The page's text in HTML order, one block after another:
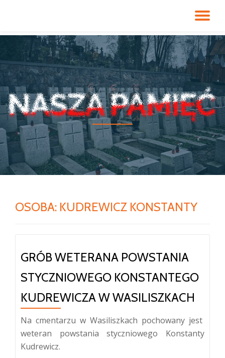
do
OSOBA: KUDREWICZ KONSTANTY
GRÓB WETERANA POWSTANIA
STYCZNIOWEGO KONSTANTEGO
KUDREWICZA W WASILISZKACH
Na cmentarzu w Wasiliszkach pochowany jest
weteran powstania styczniowego Konstanty
Kudrewicz.